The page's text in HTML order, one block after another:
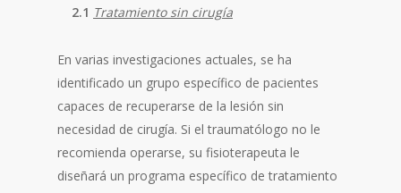
2.1 Tratamiento sin cirugía
En varias investigaciones actuales, se ha
identificado un grupo específico de pacientes
capaces de recuperarse de la lesión sin
necesidad de cirugía. Si el traumatólogo no le
recomienda operarse, su fisioterapeuta le
diseñará un programa específico de tratamiento